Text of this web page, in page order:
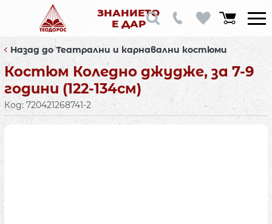
ЗНАНИЕТО
Е ДАР
Назад до Театрални и карнавални костюми
Костюм Коледно джудже, за 7-9
години (122-134см)
Код: 720421268741-2